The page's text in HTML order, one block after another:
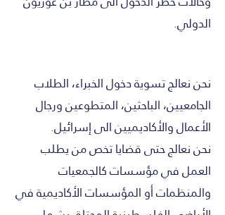
الدولي.
نحن نعالج تسوية دخول الخبراء، الطلاب
الجامعيين، الباحثين، المتطوعين ورجال
الأعمال والأكاديميين الى إسرائيل.
نحن نعالج حتى قضايا تخص من يطلب
العمل في مؤسسات كالجمعيات
والمنظمات أو المؤسسات الأكاديمية في